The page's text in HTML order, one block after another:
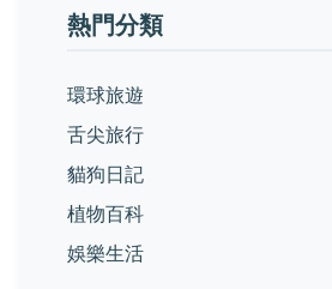
熱門分類
環球旅遊
舌尖旅行
貓狗日記
植物百科
娛樂生活